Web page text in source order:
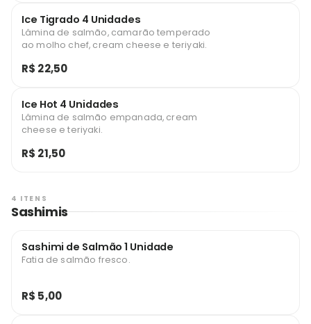
Ice Tigrado 4 Unidades
Lâmina de salmão, camarão temperado
ao molho chef, cream cheese e teriyaki.
R$ 22,50
Ice Hot 4 Unidades
Lâmina de salmão empanada, cream
cheese e teriyaki.
R$ 21,50
4 ITENS
Sashimis
Sashimi de Salmão 1 Unidade
Fatia de salmão fresco.
R$ 5,00